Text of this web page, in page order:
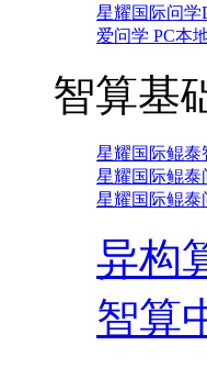
星耀国际问学
爱问学 PC本
智算基
星耀国际鲲泰
星耀国际鲲泰
星耀国际鲲泰
异构
智算